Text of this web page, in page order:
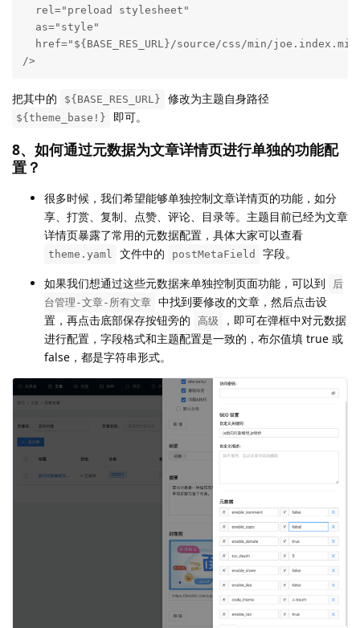
  rel="preload stylesheet"
  as="style"
href="${BASE_RES_URL}/source/css/min/
/>
把其中的 ${BASE_RES_URL} 修改为主题自身路径
${theme_base!} 即可。
8、如何通过元数据为文章详情页进行单独的功能配
置？
很多时候，我们希望能够单独控制文章详情页的功能，如分
享、打赏、复制、点赞、评论、目录等。主题目前已经为文章
详情页暴露了常用的元数据配置，具体大家可以查看
theme.yaml 文件中的 postMetaField
字段。
如果我们想通过这些元数据来单独控制页面功能，可以到
后
台管理-文章-所有文章 中找到要修改的文章，然后点击设
置，再点击底部保存按钮旁的
高级
，即可在弹框中对元数据
进行配置，字段格式和主题配置是一致的，布尔值填 true 或
false，都是字符串形式。